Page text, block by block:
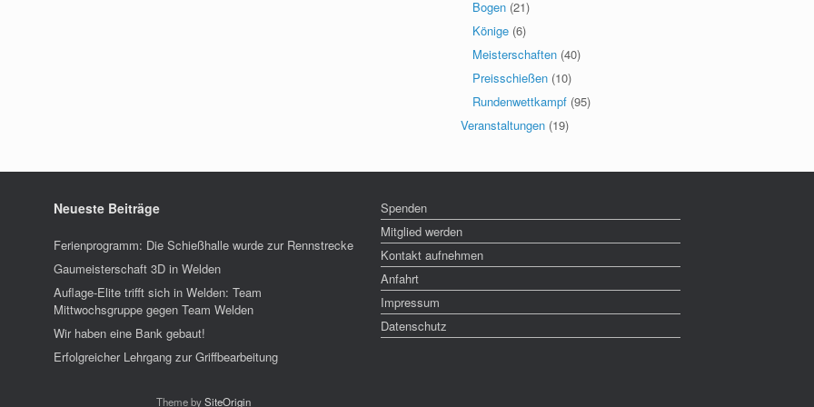
Bogen (21)
Könige (6)
Meisterschaften (40)
Preisschießen (10)
Rundenwettkampf (95)
Veranstaltungen (19)
Neueste Beiträge
Ferienprogramm: Die Schießhalle wurde zur Rennstrecke
Gaumeisterschaft 3D in Welden
Auflage-Elite trifft sich in Welden: Team
Mittwochsgruppe gegen Team Welden
Wir haben eine Bank gebaut!
Erfolgreicher Lehrgang zur Griffbearbeitung
Spenden
Mitglied werden
Kontakt aufnehmen
Anfahrt
Impressum
Datenschutz
Theme bySiteOrigin